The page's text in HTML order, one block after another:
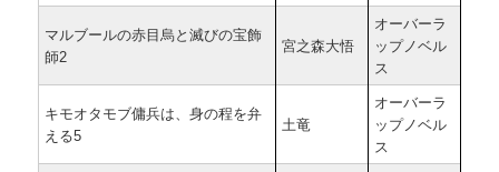
マルブールの赤目烏と滅びの宝飾
師2
宮之森大悟
オーバーラ
ップノベル
ス
キモオタモブ傭兵は、身の程を弁
える5
土竜
オーバーラ
ップノベル
ス